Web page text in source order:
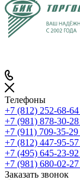
Телефоны
+7 (812) 252-68-64
+7 (981) 878-30-28
+7 (911) 709-35-29
+7 (812) 447-95-57
+7 (495) 645-23-92
+7 (981) 680-02-27
Заказать звонок